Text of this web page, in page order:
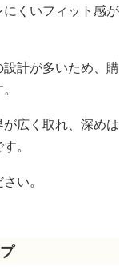
くいフィット感が
計が多いため、購
広く取れ、深めは
。
い。